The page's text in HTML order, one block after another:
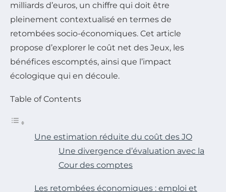
milliards d’euros, un chiffre qui doit être
pleinement contextualisé en termes de
retombées socio-économiques. Cet article
propose d’explorer le coût net des Jeux, les
bénéfices escomptés, ainsi que l’impact
écologique qui en découle.
Table of Contents
Une estimation réduite du coût des JO
Une divergence d’évaluation avec la
Cour des comptes
Les retombées économiques : emploi et